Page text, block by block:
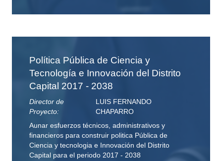
Política Pública de Ciencia y
Tecnología e Innovación del Distrito
Capital 2017 - 2038
Director de
Proyecto:
LUIS FERNANDO
CHAPARRO
Aunar esfuerzos técnicos, administrativos y
financieros para construir politica Pública de
Ciencia y tecnologia e Innovación del Distrito
Capital para el periodo 2017 - 2038